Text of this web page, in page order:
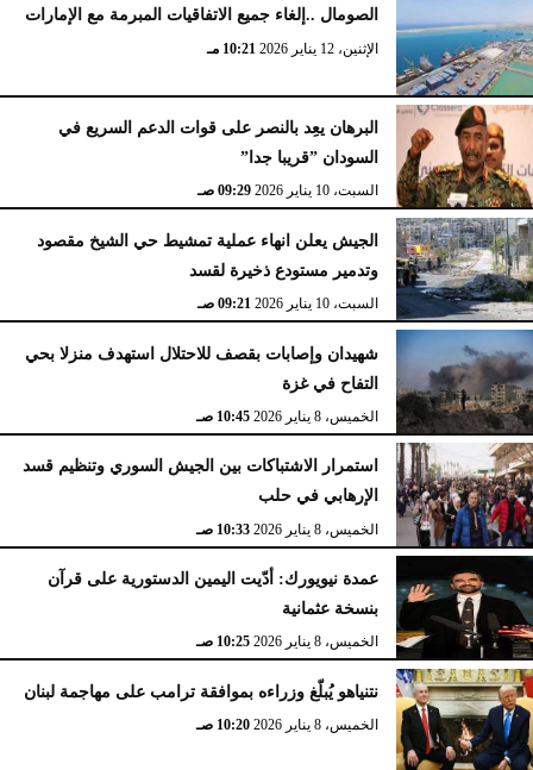
الصومال ..إلغاء جميع الاتفاقيات المبرمة مع الإمارات
الإثنين، 12 يناير 2026 10:21 مـ
البرهان يعِد بالنصر على قوات الدعم السريع في
السودان ”قريبا جدا”
السبت، 10 يناير 2026 09:29 صـ
الجيش يعلن انهاء عملية تمشيط حي الشيخ مقصود
وتدمير مستودع ذخيرة لقسد
السبت، 10 يناير 2026 09:21 صـ
شهيدان وإصابات بقصف للاحتلال استهدف منزلا بحي
التفاح في غزة
الخميس، 8 يناير 2026 10:45 صـ
استمرار الاشتباكات بين الجيش السوري وتنظيم قسد
الإرهابي في حلب
الخميس، 8 يناير 2026 10:33 صـ
عمدة نيويورك: أدّيت اليمين الدستورية على قرآن
بنسخة عثمانية
الخميس، 8 يناير 2026 10:25 صـ
نتنياهو يُبلّغ وزراءه بموافقة ترامب على مهاجمة لبنان
الخميس، 8 يناير 2026 10:20 صـ